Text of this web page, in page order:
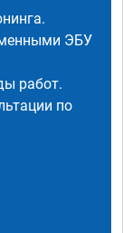
ЭБУ
работ.
по